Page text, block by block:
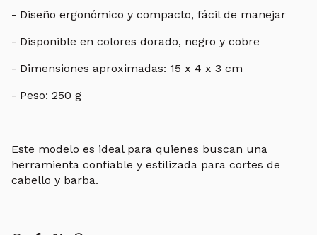
- Diseño ergonómico y compacto, fácil de manejar
- Disponible en colores dorado, negro y cobre
- Dimensiones aproximadas: 15 x 4 x 3 cm
- Peso: 250 g
Este modelo es ideal para quienes buscan una
herramienta confiable y estilizada para cortes de
cabello y barba.